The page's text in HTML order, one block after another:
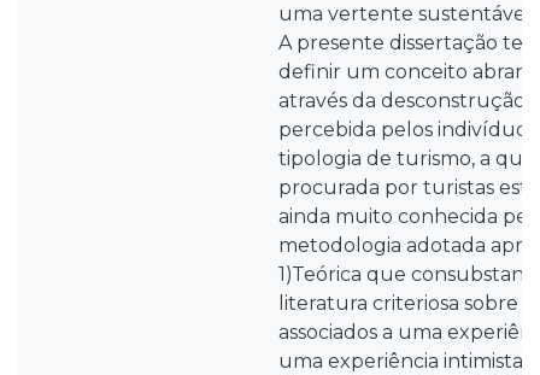
uma vertente sustentável,
A presente dissertação
definir um conceito
através da desconstrução
percebida pelos
tipologia de turismo, a
procurada por turistas
ainda muito conhecida
metodologia adotada
1)Teórica que
literatura criteriosa sobre
associados a uma
uma experiência intimista